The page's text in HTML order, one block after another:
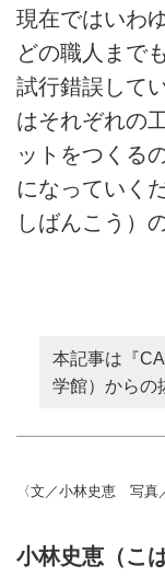
現在ではいわ
どの職人まで
試行錯誤して
はそれぞれの
ットをつくる
になっていく
しばんこう）
本記事は『
学館）からの
〈文／小林史恵 写真
小林史恵（こ